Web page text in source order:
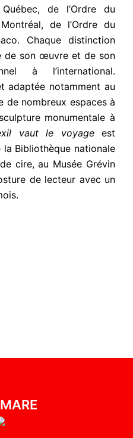
de l’Ordre du
de l’Ordre du
Chaque distinction
de son œuvre et de son
à l’international.
adaptée notamment au
de nombreux espaces à
monumentale à
vaut le voyageest
Bibliothèque nationale
cire, au Musée Grévin
de lecteur avec un